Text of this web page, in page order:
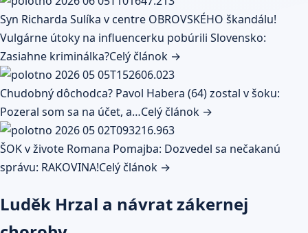
Syn Richarda Sulíka v centre OBROVSKÉHO škandálu!
Vulgárne útoky na influencerku pobúrili Slovensko:
Zasiahne kriminálka?Celý článok →
Chudobný dôchodca? Pavol Habera (64) zostal v šoku:
Pozeral som sa na účet, a…Celý článok →
ŠOK v živote Romana Pomajba: Dozvedel sa nečakanú
správu: RAKOVINA!Celý článok →
Luděk Hrzal a návrat zákernej